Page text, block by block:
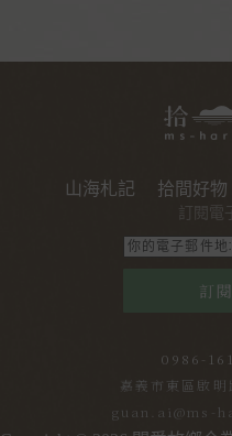
山海札記 拾間好物
訂閱電
訂閱
0986-
嘉義市東區啟
guan.ai@ms-